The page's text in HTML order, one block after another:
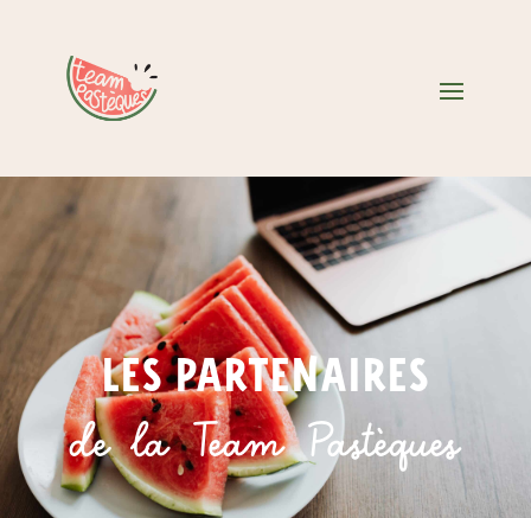
les partenaires
de la Team Pastèques